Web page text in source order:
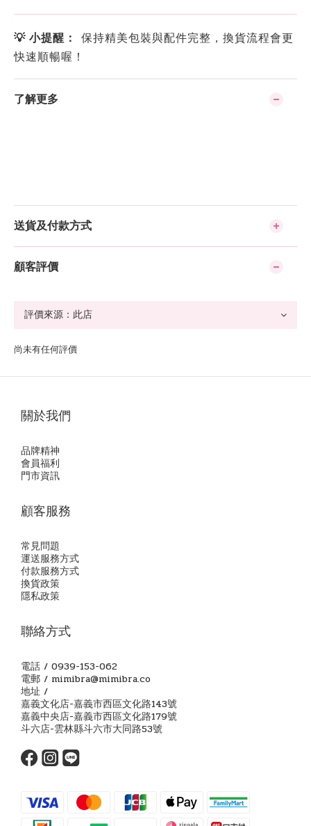
💡 小提醒： 保持精美包裝與配件完整，換貨流程會更
快速順暢喔！
了解更多
送貨及付款方式
顧客評價
尚未有任何評價
關於我們
品牌精神
會員福利
門市資訊
顧客服務
常見問題
運送服務方式
付款服務方式
換貨政策
隱私政策
聯絡方式
電話 / 0939-153-062
電郵 / mimibra@mimibra.co
地址 /
嘉義文化店-嘉義市西區文化路143號
嘉義中央店-嘉義市西區文化路179號
斗六店-雲林縣斗六市大同路53號